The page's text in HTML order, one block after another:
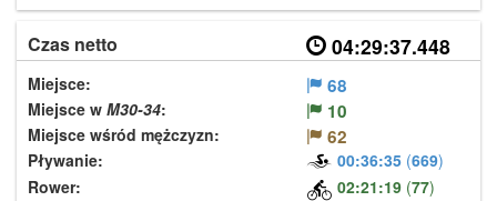
Czas netto 04:29:37.448
Miejsce: 68
Miejsce w M30-34: 10
Miejsce wśród mężczyzn: 62
Pływanie: 00:36:35 (669)
Rower:
02:21:19 (77)